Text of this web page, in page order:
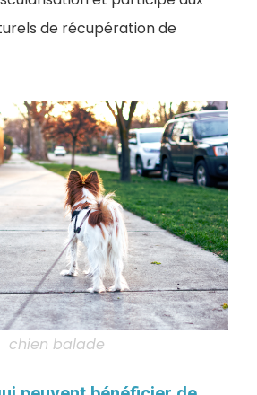
de récupération de
chien balade